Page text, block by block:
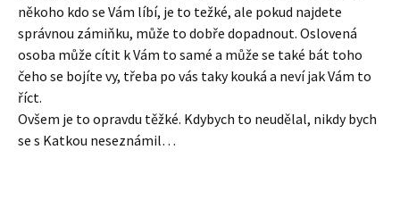
někoho kdo se Vám líbí, je to težké, ale pokud najdete
správnou zámiňku, může to dobře dopadnout. Oslovená
osoba může cítit k Vám to samé a může se také bát toho
čeho se bojíte vy, třeba po vás taky kouká a neví jak Vám to
říct.
Ovšem je to opravdu těžké. Kdybych to neudělal, nikdy bych
se s Katkou neseznámil…